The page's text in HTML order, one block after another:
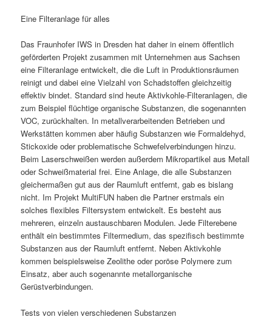
Eine Filteranlage für alles
Das Fraunhofer IWS in Dresden hat daher in einem öffentlich
geförderten Projekt zusammen mit Unternehmen aus Sachsen
eine Filteranlage entwickelt, die die Luft in Produktionsräumen
reinigt und dabei eine Vielzahl von Schadstoffen gleichzeitig
effektiv bindet. Standard sind heute Aktivkohle-Filteranlagen, die
zum Beispiel flüchtige organische Substanzen, die sogenannten
VOC, zurückhalten. In metallverarbeitenden Betrieben und
Werkstätten kommen aber häufig Substanzen wie Formaldehyd,
Stickoxide oder problematische Schwefelverbindungen hinzu.
Beim Laserschweißen werden außerdem Mikropartikel aus Metall
oder Schweißmaterial frei. Eine Anlage, die alle Substanzen
gleichermaßen gut aus der Raumluft entfernt, gab es bislang
nicht. Im Projekt MultiFUN haben die Partner erstmals ein
solches flexibles Filtersystem entwickelt. Es besteht aus
mehreren, einzeln austauschbaren Modulen. Jede Filterebene
enthält ein bestimmtes Filtermedium, das spezifisch bestimmte
Substanzen aus der Raumluft entfernt. Neben Aktivkohle
kommen beispielsweise Zeolithe oder poröse Polymere zum
Einsatz, aber auch sogenannte metallorganische
Gerüstverbindungen.
Tests von vielen verschiedenen Substanzen